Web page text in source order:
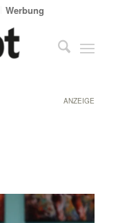
Werbung
ANZEIGE